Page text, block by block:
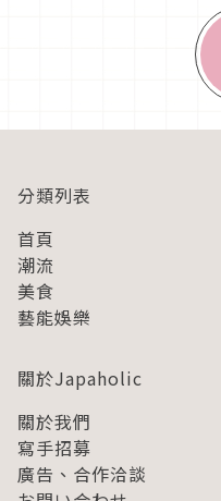
分類列表
首頁
潮流
美食
藝能娛樂
關於Japaholic
關於我們
寫手招募
廣告、合作洽談